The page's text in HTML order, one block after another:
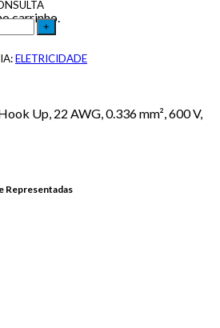
carrinho.
ELETRICIDADE
Up, 22 AWG, 0.336 mm², 600 V,
Representadas